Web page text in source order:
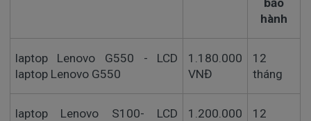
hành
laptop Lenovo G550 - LCD
laptop Lenovo G550
1.180.000
VNĐ
12
tháng
laptop Lenovo S100- LCD
1.200.000
12